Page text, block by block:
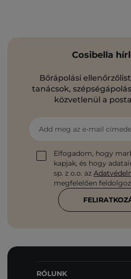
Cosibella
Bőrápolási
tanácsok,
közvetlenül a
Add meg az e-mail
Elfogadom, hogy
kapjak, és hogy
sp. z o.o. az
megfelelően
RÓLUNK